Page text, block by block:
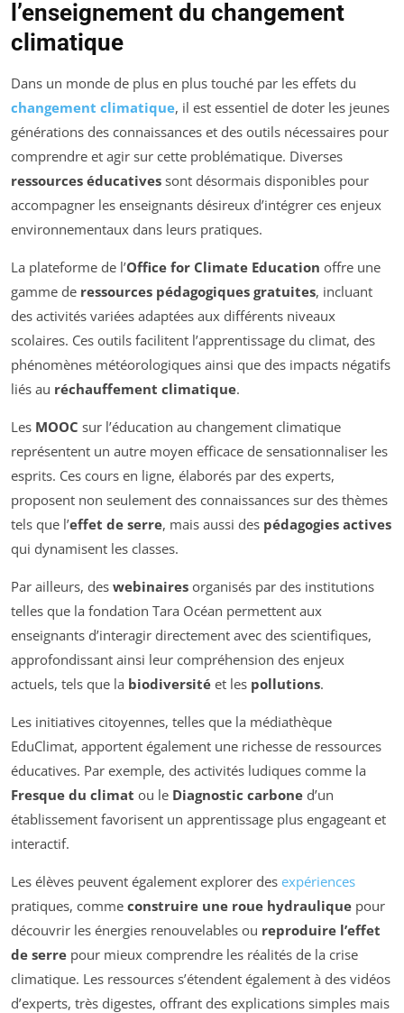
l’enseignement du changement
climatique
Dans un monde de plus en plus touché par les effets du
changement climatique, il est essentiel de doter les jeunes
générations des connaissances et des outils nécessaires pour
comprendre et agir sur cette problématique. Diverses
ressources éducatives sont désormais disponibles pour
accompagner les enseignants désireux d’intégrer ces enjeux
environnementaux dans leurs pratiques.
La plateforme de l’Office for Climate Education offre une
gamme de ressources pédagogiques gratuites, incluant
des activités variées adaptées aux différents niveaux
scolaires. Ces outils facilitent l’apprentissage du climat, des
phénomènes météorologiques ainsi que des impacts négatifs
liés au réchauffement climatique.
Les MOOC sur l’éducation au changement climatique
représentent un autre moyen efficace de sensationnaliser les
esprits. Ces cours en ligne, élaborés par des experts,
proposent non seulement des connaissances sur des thèmes
tels que l’effet de serre, mais aussi des pédagogies actives
qui dynamisent les classes.
Par ailleurs, des webinaires organisés par des institutions
telles que la fondation Tara Océan permettent aux
enseignants d’interagir directement avec des scientifiques,
approfondissant ainsi leur compréhension des enjeux
actuels, tels que la biodiversité et les pollutions.
Les initiatives citoyennes, telles que la médiathèque
EduClimat, apportent également une richesse de ressources
éducatives. Par exemple, des activités ludiques comme la
Fresque du climat ou le Diagnostic carbone d’un
établissement favorisent un apprentissage plus engageant et
interactif.
Les élèves peuvent également explorer des expériences
pratiques, comme construire une roue hydraulique pour
découvrir les énergies renouvelables ou reproduire l’effet
de serre pour mieux comprendre les réalités de la crise
climatique. Les ressources s’étendent également à des vidéos
d’experts, très digestes, offrant des explications simples mais